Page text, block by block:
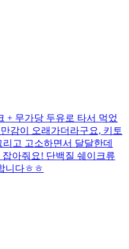
+ 무가당 두유로 타서 먹었
감이 오래가더라구요, 키토
고 고소하면서 달달한데
아줘요! 단백질 쉐이크류
니다ㅎㅎ